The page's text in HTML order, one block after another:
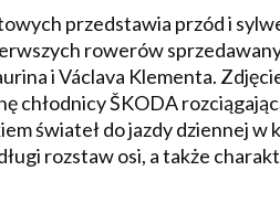
przedstawia przód i
rowerów
i Václava Klementa.
chłodnicy ŠKODA
świateł do jazdy dziennej w
rozstaw osi, a także